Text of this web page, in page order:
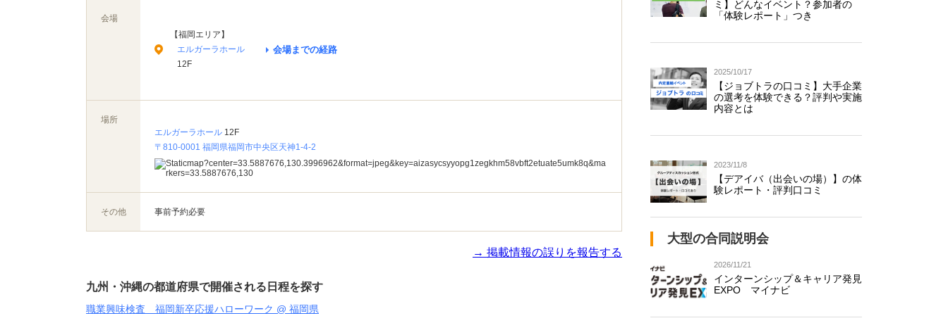
会場
【福岡エリア】
エルガーラホール
12F
会場までの経路
場所
エルガーラホール 12F
〒810-0001 福岡県福岡市中央区天神1-4-2
その他 事前予約必要
→ 掲載情報の誤りを報告する
九州・沖縄の都道府県で開催される日程を探す
職業興味検査 福岡新卒応援ハローワーク @ 福岡県
ミ】どんなイベント？参加者の
「体験レポート」つき
2025/10/17
【ジョブトラの口コミ】大手企業
の選考を体験できる？評判や実施
内容とは
2023/11/8
【デアイバ（出会いの場）】の体
験レポート・評判口コミ
大型の合同説明会
2026/11/21
インターンシップ＆キャリア発見
EXPO マイナビ